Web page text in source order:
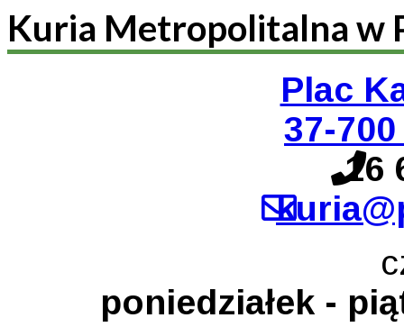
Kuria Metropolitalna w
Plac
37-
16
poniedziałek -